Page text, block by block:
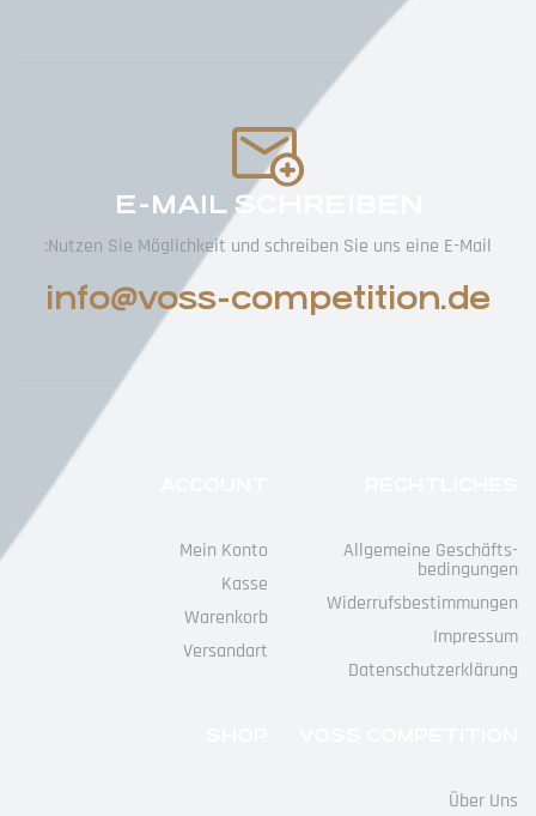
E-MAIL SCHREIBEN
Nutzen Sie Möglichkeit und schreiben Sie uns eine E-Mail:
info@voss-competition.de
Allgemeine Geschäfts­
Bedingungen
Widerrufs­bestimmungen
Impressum
Datenschutz­erklärung
Mein Konto
Kasse
Warenkorb
Versandart
Über Uns